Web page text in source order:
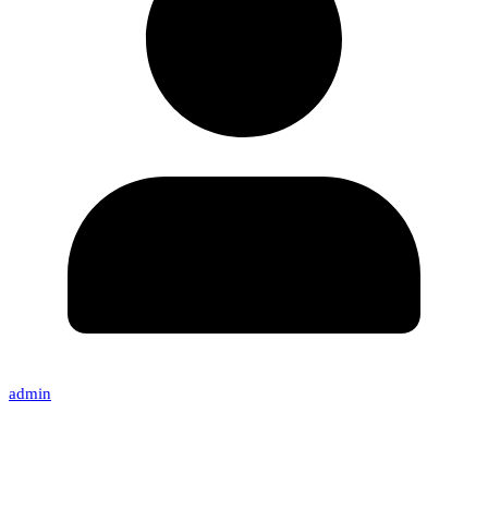
admin